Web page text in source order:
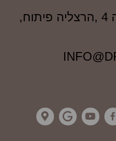
המנופים 2 ,קומה 4 ,הרצליה פיתוח,